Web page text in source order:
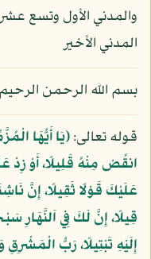
والمدني الأول وتسع
المدني الأخير
بسم الله الرحمن الرحيم
قوله تعالى:﴿يَا أَيُّهَا
انقُصْ مِنْهُ قَلِيلًا، أَوْ زِدْ
عَلَيْكَ قَوْلًا ثَقِيلًا، إِنَّ
قِيلًا، إِنَّ لَكَ فِي اَلنَّهَارِ
إِلَيْهِ تَبْتِيلًا، رَبُّ